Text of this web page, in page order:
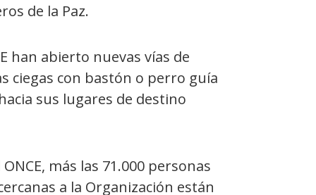
de la Paz.
han abierto nuevas vías de
ciegas con bastón o perro guía
sus lugares de destino
más las 71.000 personas
a la Organización están